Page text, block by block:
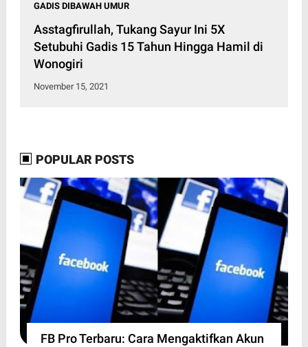
GADIS DIBAWAH UMUR
Asstagfirullah, Tukang Sayur Ini 5X
Setubuhi Gadis 15 Tahun Hingga Hamil di
Wonogiri
November 15, 2021
POPULAR POSTS
FB Pro Terbaru: Cara Mengaktifkan Akun